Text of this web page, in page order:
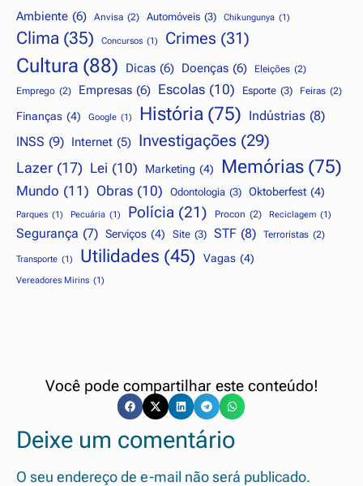
Ambiente (6) Anvisa (2) Automóveis (3) Chikungunya (1)
Clima (35) Concursos (1) Crimes (31)
Cultura (88) Dicas (6) Doenças (6) Eleições (2)
Emprego (2) Empresas (6) Escolas (10) Esporte (3) Feiras (2)
Finanças (4) Google (1) História (75) Indústrias (8)
INSS (9) Internet (5) Investigações (29)
Lazer (17) Lei (10) Marketing (4) Memórias (75)
Mundo (11) Obras (10) Odontologia (3) Oktoberfest (4)
Parques (1) Pecuária (1) Polícia (21) Procon (2) Reciclagem (1)
Segurança (7) Serviços (4) Site (3) STF (8) Terroristas (2)
Transporte (1) Utilidades (45) Vagas (4)
Vereadores Mirins (1)
Você pode compartilhar este conteúdo!
Deixe um comentário
O seu endereço de e-mail não será publicado.